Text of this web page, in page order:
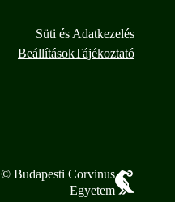
Süti és Adatkezelés
BeállításokTájékoztató
© Budapesti Corvinus
Egyetem